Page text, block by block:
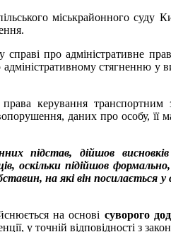
міськрайонного суду
справі про адміністративне
стягненню у
керування транспортним
даних про особу, її
підстав, дійшов
оскільки підійшов
на які він посилається у
на основі суворого
у точній відповідності з